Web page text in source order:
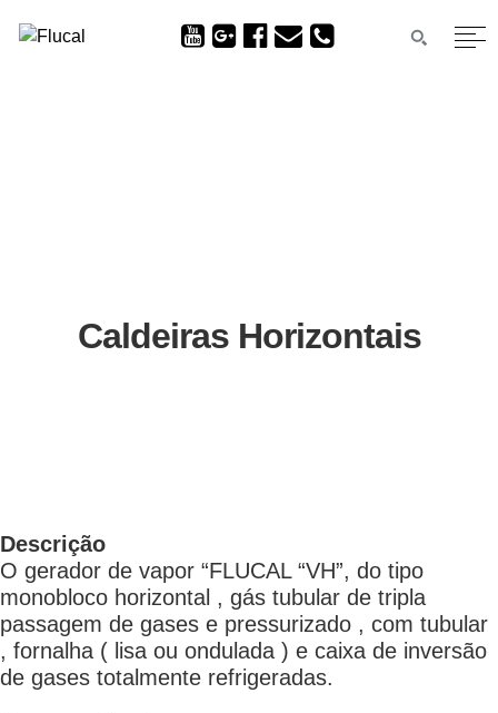
Caldeiras Horizontais
Descrição
O gerador de vapor “FLUCAL “VH”, do tipo
monobloco horizontal , gás tubular de tripla
passagem de gases e pressurizado , com tubular
, fornalha ( lisa ou ondulada ) e caixa de inversão
de gases totalmente refrigeradas.